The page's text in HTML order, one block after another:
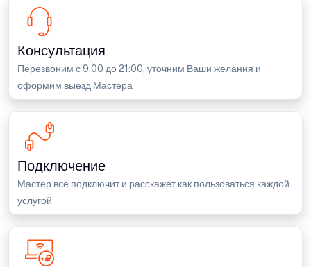
Консультация
Перезвоним с 9:00 до 21:00, уточним Ваши желания и
оформим выезд Мастера
Подключение
Мастер все подключит и расскажет как пользоваться каждой
услугой